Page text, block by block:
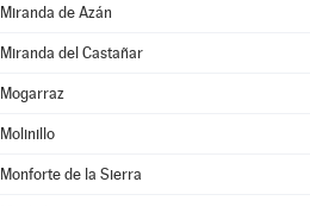
Miranda de Azán
Miranda del Castañar
Mogarraz
Molinillo
Monforte de la Sierra